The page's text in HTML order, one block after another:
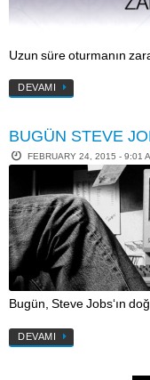
Uzun süre oturmanın
DEVAMI
BUGÜN STEVE
FEBRUARY 24, 2015 - 9:01
Bugün, Steve Jobs‘ın
DEVAMI